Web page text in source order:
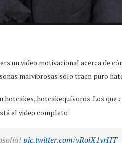
un video motivacional acerca de
malvibrosas sólo traen puro
hotcakes, hotcakequívoros. Los que
el video completo:
pic.twitter.com/vRojX1yrHT